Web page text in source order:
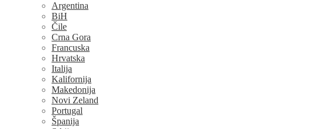
Argentina
BiH
Čile
Crna Gora
Francuska
Hrvatska
Italija
Kalifornija
Makedonija
Novi Zeland
Portugal
Španija